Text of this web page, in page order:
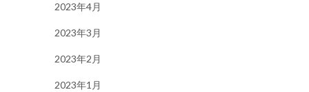
2023年4月
2023年3月
2023年2月
2023年1月